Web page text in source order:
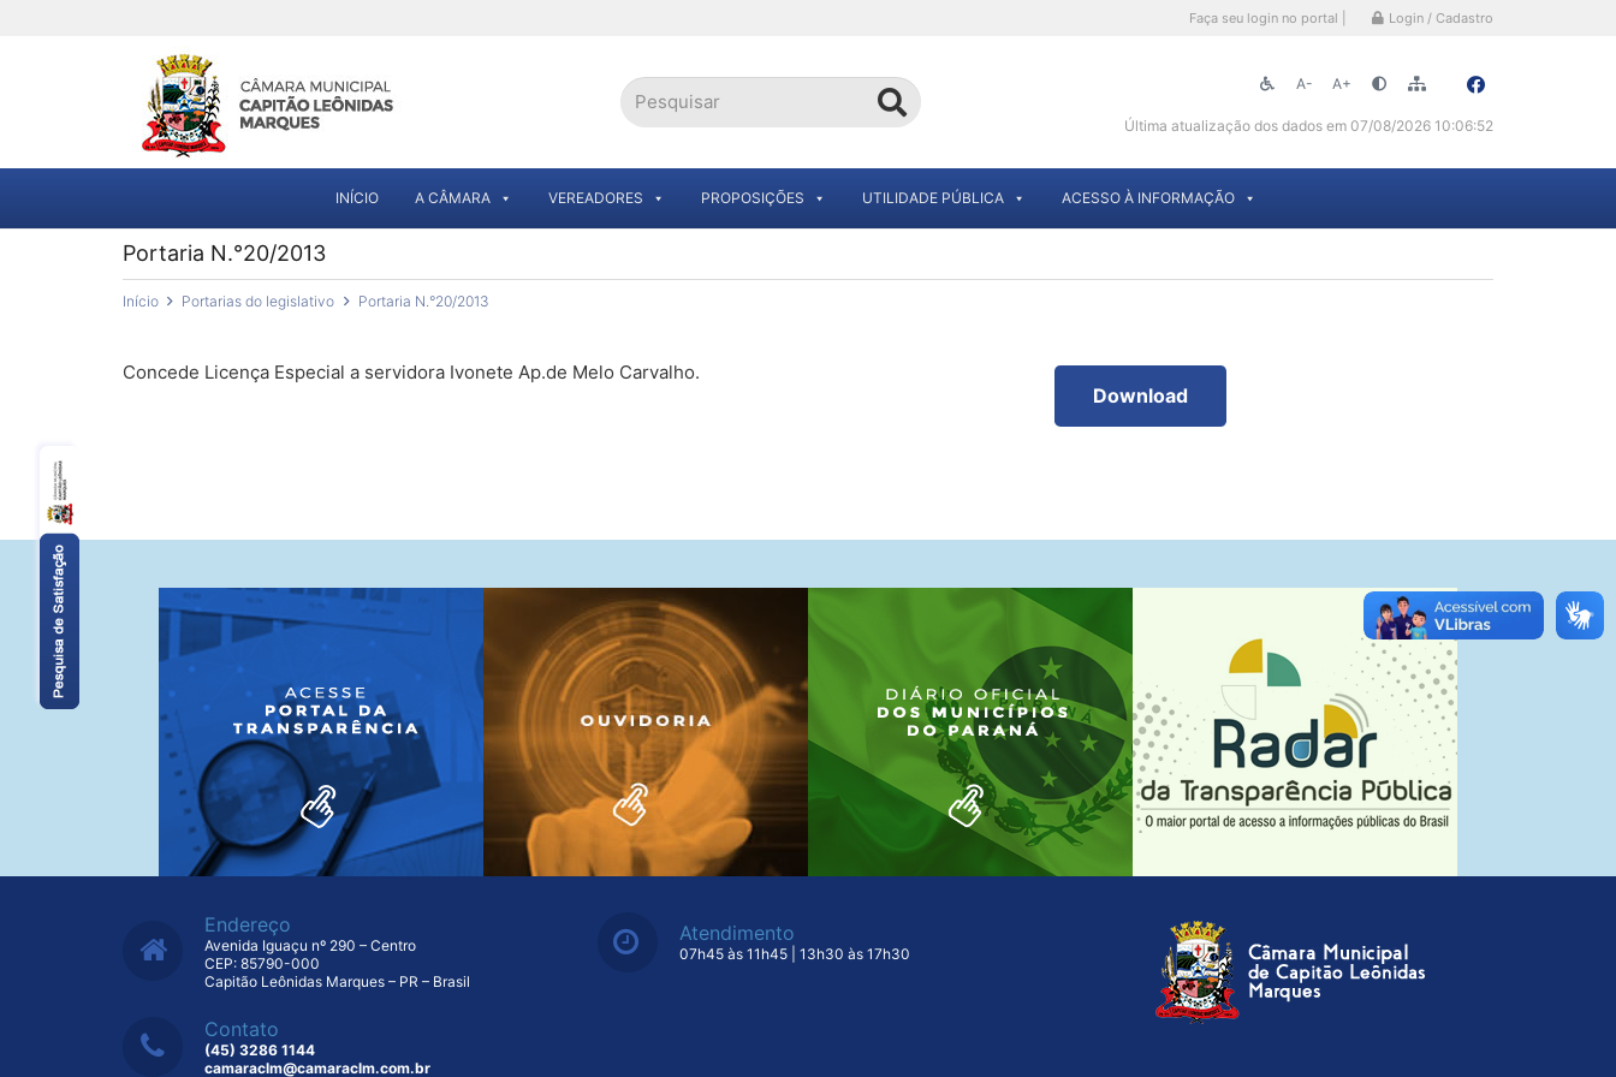
Faça seu login no portal | Login / Cadastro
A- A+
Última atualização dos dados em 07/08/2026 10:06:52
INÍCIO A CÂMARA VEREADORES PROPOSIÇÕES UTILIDADE PÚBLICA ACESSO À INFORMAÇÃO
Portaria N.°20/2013
Início Portarias do legislativo Portaria N.°20/2013
Concede Licença Especial a servidora Ivonete Ap.de Melo Carvalho.
Download
Endereço
Avenida Iguaçu nº 290 – Centro
CEP: 85790-000
Capitão Leônidas Marques – PR – Brasil
Contato
(45) 3286 1144
camaraclm@camaraclm.com.br
Atendimento
07h45 às 11h45 | 13h30 às 17h30